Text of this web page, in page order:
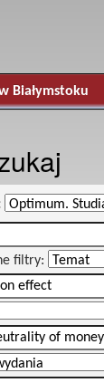
Białymstoku
filtry: